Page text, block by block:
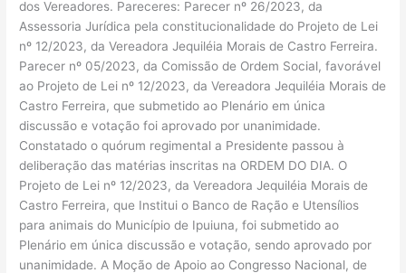
dos Vereadores. Pareceres: Parecer nº 26/2023, da
Assessoria Jurídica pela constitucionalidade do Projeto de Lei
nº 12/2023, da Vereadora Jequiléia Morais de Castro Ferreira.
Parecer nº 05/2023, da Comissão de Ordem Social, favorável
ao Projeto de Lei nº 12/2023, da Vereadora Jequiléia Morais de
Castro Ferreira, que submetido ao Plenário em única
discussão e votação foi aprovado por unanimidade.
Constatado o quórum regimental a Presidente passou à
deliberação das matérias inscritas na ORDEM DO DIA. O
Projeto de Lei nº 12/2023, da Vereadora Jequiléia Morais de
Castro Ferreira, que Institui o Banco de Ração e Utensílios
para animais do Município de Ipuiuna, foi submetido ao
Plenário em única discussão e votação, sendo aprovado por
unanimidade. A Moção de Apoio ao Congresso Nacional, de